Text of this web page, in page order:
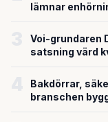
lämnar
Voi-grundaren
satsning värd
Bakdörrar,
branschen